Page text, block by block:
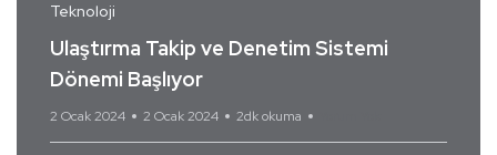
Teknoloji
Ulaştırma Takip ve Denetim Sistemi
Dönemi Başlıyor
2 Ocak 2024 2 Ocak 2024 2dk okuma